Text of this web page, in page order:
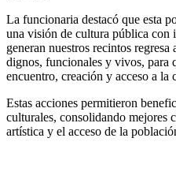
La funcionaria destacó que esta
una visión de cultura pública con
generan nuestros recintos
dignos, funcionales y vivos, para
encuentro, creación y acceso a la
Estas acciones permitieron
culturales, consolidando mejores
artística y el acceso de la